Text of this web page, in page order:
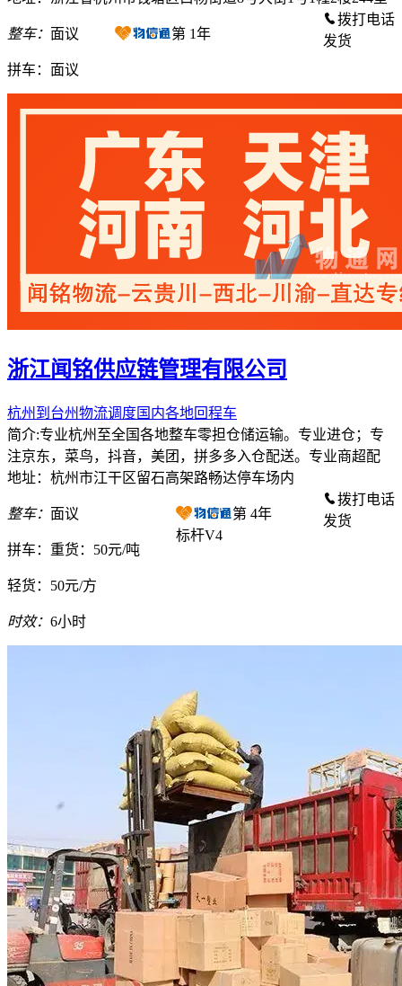
整车： 面议
拼车： 面议
第 1年
拨打电话
发货
浙江闻铭供应链管理有限公司
杭州到台州物流调度国内各地回程车
简介:专业杭州至全国各地整车零担仓储运输。专业进仓；专
注京东，菜鸟，抖音，美团，拼多多入仓配送。专业商超配
地址：杭州市江干区留石高架路畅达停车场内
整车： 面议
拼车： 重货：50元/吨
轻货： 50元/方
时效： 6小时
第 4年
标杆V4
拨打电话
发货